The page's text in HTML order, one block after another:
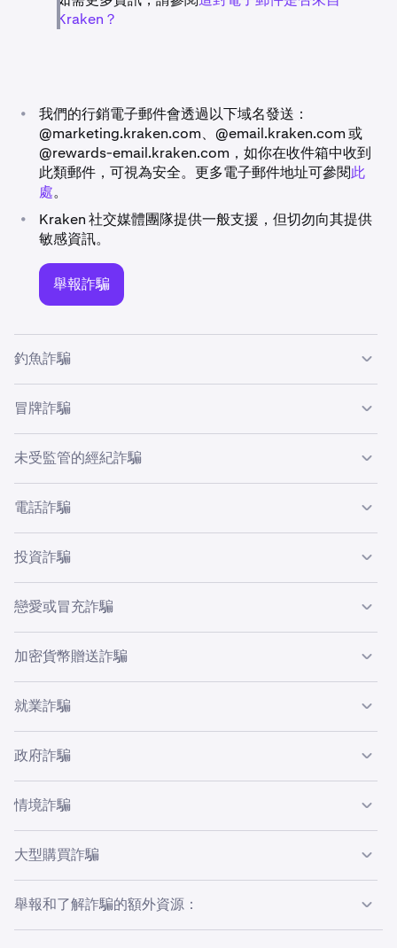
Kraken？
•
我們的行銷電子郵件會透過以下域名發送：
@marketing.kraken.com、@email.kraken.com 或
@rewards-email.kraken.com，如你在收件箱中收到
此類郵件，可視為安全。更多電子郵件地址可參閱此
處。
•
Kraken 社交媒體團隊提供一般支援，但切勿向其提供
敏感資訊。
舉報詐騙
釣魚詐騙
釣魚詐騙是 Kraken 客戶面臨的常見威脅，詐騙者試圖誘騙
你透露登入憑證或敏感資訊，通常是透過連結來達到此目
的。
釣魚詐騙如何運作？
•
詐騙者創建假網站，模仿 Kraken 平台，URL 不同但非
常相似。（Kraken 官方登入 URL：
•
未經請求的電子郵件或簡訊要求你點擊連結或登入帳
戶。這可能是某人冒充 Kraken 或其他交易平台或錢包
提供商。
•
這些連結將導向惡意網站，要求你提供用戶名、密碼或
錢包助記詞。
•
將 Kraken 網站加入書籤：避免使用搜索引擎導航至
Kraken 網站。改為將
加入書籤。
•
驗證網站網址：確保 URL 以「https」開頭且有鎖定圖
示。
Kraken 網站。
•
冒牌詐騙
冒牌詐騙對個人構成日益嚴重的威脅，詐騙者會冒充合法企
業的員工以存取你的設備並竊取你的加密貨幣。
甚麼是冒牌詐騙？
•
你會收到自稱來自合法企業（如 Apple、Amazon 或
Microsoft）的未經請求電話或電子郵件。
•
詐騙者聲稱你有一筆退貨的退款，但要求你進行付款或
安裝遠距存取軟件。
•
詐騙者說服你安裝遠距存取軟件，如 AnyDesk 或
•
詐騙者獲得存取權限後，會指示你登入網上銀行，並使
•
詐騙者會試圖從你的銀行提取資金至加密貨幣平台帳
如何保護自己：
• 驗證來電者身份：
切勿依賴來電顯示，因為電話號碼可
更改為顯示任何內容。
• 導航至該公司的合法網站：
在其合法網站上找到公司電
話號碼，而非使用搜索引擎。
未受監管的經紀詐騙
未受監管的經紀詐騙是指詐騙者冒充投資顧問或交易員，從
毫無防備的投資者那裡竊取資金。他們通常會保證獲利，並
要求你僅用加密貨幣為帳戶存入資金。
應注意的警示信號：
• 未經請求的陌生電話、電子郵件或社交媒體私人訊息。
• 立即投資的壓力。
• 聲稱自己是受監管或合法交易平台的一部分。
• 自稱為「投資顧問」、「經紀人」或「帳戶經理」。
• 提供「促銷」優惠。
• 不允許你直接為你的帳戶存入資金。
•
要求你支付「稅金」、「費用」或「佣金」以提取收
益。
• 要求使用遠距存取軟件。
• 無法解釋他們如何獲得你的聯絡資訊。
電話詐騙
電話詐騙對 Kraken 客戶構成日益嚴重的威脅，詐騙者試圖
透過虛假電話號碼誘騙你透露帳戶相關敏感資訊。
電話詐騙類型：
1
外撥電話支援詐騙：
詐騙者致電給你，假裝是 Kraken 支援團隊，並要求你
提供敏感資訊以存取你的帳戶。
2
來電電話支援詐騙：
詐騙者使用假電話號碼冒充 Kraken 支援團隊，並要求
如何保護自己：
• 驗證來電：
如你接到自稱是 Kraken 人員的來電，但你
並未提出該致電請求，請立即掛斷並向 Kraken 支援團
隊報告此事件。
• 使用加入書籤的連結：將 support.kraken.com 加入書
投資詐騙
投資詐騙對加密貨幣行業的個人構成日益嚴重的威脅，隨著
許多新公司出現，詐騙者現在使用各種策略從毫無防備的投
資者那裡竊取資金。
投資詐騙類型：
1
假投資/經紀平台：
詐騙者創建假投資或經紀平台，模仿合法交易平台的外
向投資者承諾，以 Bitcoin 或 Ethereum 換取新加密貨
幣。
3
雲端挖礦詐騙：
詐騙者提供雲端挖礦合約，承諾保證收益，但通常對真
戀愛或冒充詐騙
戀愛或冒充詐騙是指詐騙者假裝成生活中知名或可信的人，
以從毫無防備的受害者那裡竊取金錢。這是一種常見詐騙，
且有多種冒充形式，包括個人和非個人。戀愛或冒充詐騙可
能相當複雜且令人信服。
戀愛/冒充詐騙類型：
1
冒充名人：
禁或陷入法律糾紛。
加密貨幣贈送詐騙
加密貨幣贈送詐騙是一種常見社會工程攻擊，詐騙者通常透
過社交媒體平台說服你將加密貨幣發送給他們。
甚麼是加密貨幣贈送詐騙？
1
黑客會入侵或冒充知名公眾人物或公司，聲稱要贈送加
密貨幣。例如；X 上的假贈送帳戶可能會有藍色認證勾
號，使其看起來更合法可信，或者在 YouTube 上可能會
就業詐騙
就業詐騙對求職者構成日益嚴重的威脅，詐騙者承諾提供有
利可圖的工作，但最終卻竊取你的金錢或加密貨幣。
甚麼是就業詐騙？
• 你在未進行面對面或虛擬面試的情況下獲得工作。
•
帳戶。
•
你獲指示提取部分資金，將其轉換為加密貨幣，然後再
政府詐騙
政府辦公室詐騙是指詐騙者假冒政府官員、公用事業公司或
其他商業實體，透過要求立即支付扣款來從毫無防備的受害
者那裡竊取金錢。
應注意的警示信號：
•
詐騙者會致電給你，要求支付債務，通常會以逮捕或入
情境詐騙
情境詐騙是指詐騙者在自然災害或節日等大型事件中詐騙毫
無防備或脆弱的人。
情境詐騙類型：
大型購買詐騙
大型購買詐騙是詐騙者試圖透過銷售昂貴物品（例如公寓、
汽車、船、演唱會門票或來自 Amazon、Craigslist 和
AirBnB 等地方的高價物品），來從毫無防備的買家那裡竊
舉報和了解詐騙的額外資源：